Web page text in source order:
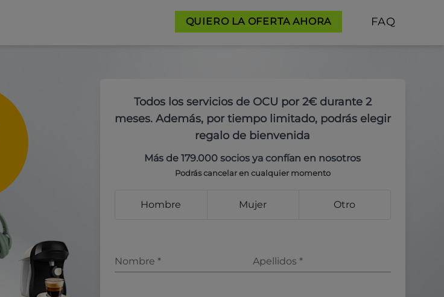
QUIERO LA OFERTA AHORA FAQ
Todos los servicios de OCU por 2€ durante 2
meses. Además, por tiempo limitado, podrás elegir
regalo de bienvenida
Más de 179.000 socios ya confían en nosotros
Podrás cancelar en cualquier momento
Hombre Mujer Otro
Nombre * Apellidos *